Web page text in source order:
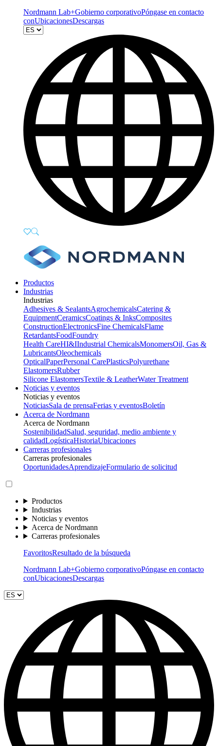
Nordmann Lab+Gobierno corporativoPóngase en contacto
conUbicacionesDescargas
Productos
Industrias
Industrias
Adhesives & SealantsAgrochemicalsCatering &
EquipmentCeramicsCoatings & InksComposites
ConstructionElectronicsFine ChemicalsFlame
RetardantsFoodFoundry
Health CareHI&IIndustrial ChemicalsMonomersOil, Gas &
LubricantsOleochemicals
OpticalPaperPersonal CarePlasticsPolyurethane
ElastomersRubber
Silicone ElastomersTextile & LeatherWater Treatment
Noticias y eventos
Noticias y eventos
NoticiasSala de prensaFerias y eventosBoletín
Acerca de Nordmann
Acerca de Nordmann
SostenibilidadSalud, seguridad, medio ambiente y
calidadLogísticaHistoriaUbicaciones
Carreras profesionales
Carreras profesionales
OportunidadesAprendizajeFormulario de solicitud
Productos
Industrias
Noticias y eventos
Acerca de Nordmann
Carreras profesionales
FavoritosResultado de la búsqueda
Nordmann Lab+Gobierno corporativoPóngase en contacto
conUbicacionesDescargas